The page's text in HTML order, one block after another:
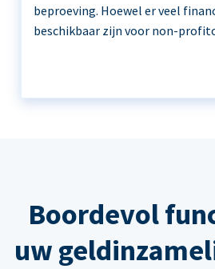
beproeving. Hoewel er veel
beschikbaar zijn voor non-
Boordevol
uw